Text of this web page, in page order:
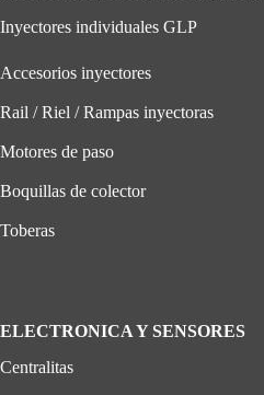
Inyectores individuales GLP
Accesorios inyectores
Rail / Riel / Rampas inyectoras
Motores de paso
Boquillas de colector
Toberas
ELECTRONICA Y SENSORES
Centralitas